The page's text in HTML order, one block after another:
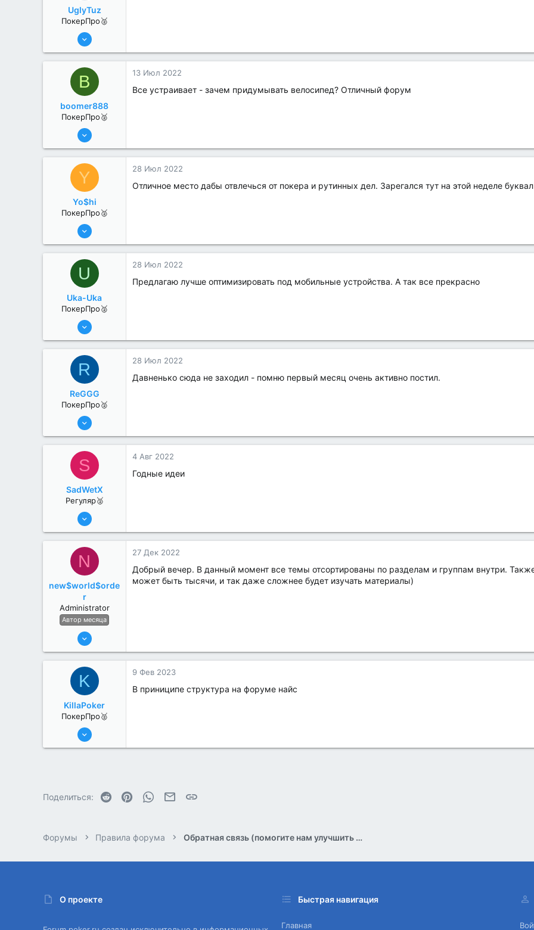
UglyTuz
ПокерПро🥈
13 Июн 2022
4
B
boomer888
ПокерПро🥈
6 Июн 2022
0
13 Июл 2022
Все устраивает - зачем придумывать велосипед? Отличный форум
Y
Yo$hi
ПокерПро🥈
25 Июл 2022
0
28 Июл 2022
Отличное место дабы отвлечься от покера и рутинных дел. Зарегался тут на этой неделе
U
Uka-Uka
ПокерПро🥈
25 Июл 2022
1
28 Июл 2022
Предлагаю лучше оптимизировать под мобильные устройства. А так все прекрасно
R
ReGGG
ПокерПро🥈
8 Июн 2022
0
28 Июл 2022
Давненько сюда не заходил - помню первый месяц очень активно постил.
S
SadWetX
Регуляр🥈
19 Июл 2022
1
4 Авг 2022
Годные идеи
N
new$world$orde
r
Administrator
Автор месяца
27 Май 2022
184
27 Дек 2022
Добрый вечер. В данный момент все темы отсортированы по разделам и группам внутри.
может быть тысячи, и так даже сложнее будет изучать материалы)
K
KillaPoker
ПокерПро🥈
13 Июн 2022
9 Фев 2023
В приниципе структура на форуме найс
Поделиться: Reddit PinterestWhatsAppЭлектронная почта
Форумы Правила форума Обратная связь (помогите нам улучшить форум)
О проекте Быстрая навигация
Главная